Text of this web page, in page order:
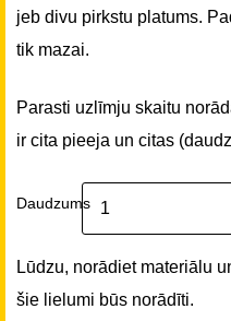
jeb divu pirkstu platums.
tik mazai.
Parasti uzlīmju skaitu
ir cita pieeja un citas
Daudzums
Lūdzu, norādiet materiālu
šie lielumi būs norādīti.